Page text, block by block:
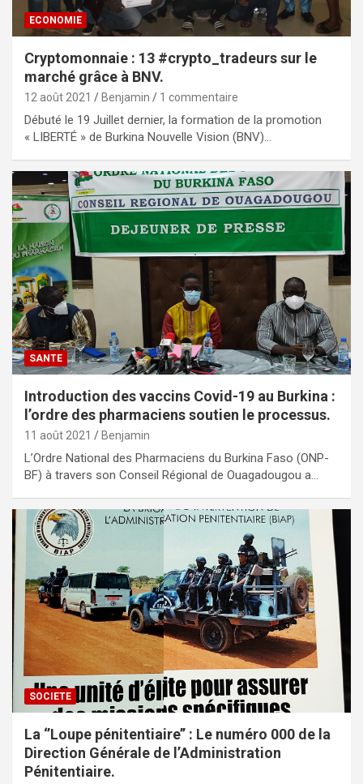
ECONOMIE
Cryptomonnaie : 13 #crypto_tradeurs sur le
marché grâce à BNV.
12 août 2021 Benjamin 1 commentaire
Débuté le 19 Juillet dernier, la formation de la promotion
« LIBERTÉ » de Burkina Nouvelle Vision (BNV)…
SANTE
Introduction des vaccins Covid-19 au Burkina :
l’ordre des pharmaciens soutien le processus.
11 août 2021 Benjamin
L’Ordre National des Pharmaciens du Burkina Faso (ONP-
BF) à travers son Conseil Régional de Ouagadougou a…
SOCIETE
La ‘’Loupe pénitentiaire’’ : Le numéro 000 de la
Direction Générale de l’Administration
Pénitentiaire.